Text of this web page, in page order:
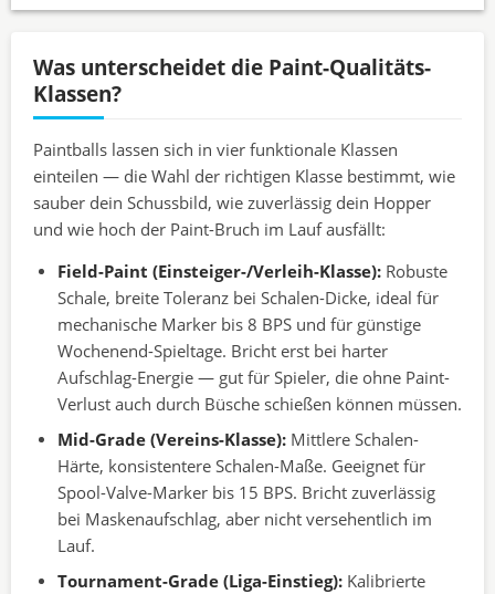
Was unterscheidet die Paint-Qualitäts-
Klassen?
Paintballs lassen sich in vier funktionale Klassen
einteilen — die Wahl der richtigen Klasse bestimmt, wie
sauber dein Schussbild, wie zuverlässig dein Hopper
und wie hoch der Paint-Bruch im Lauf ausfällt:
Field-Paint (Einsteiger-/Verleih-Klasse): Robuste
Schale, breite Toleranz bei Schalen-Dicke, ideal für
mechanische Marker bis 8 BPS und für günstige
Wochenend-Spieltage. Bricht erst bei harter
Aufschlag-Energie — gut für Spieler, die ohne Paint-
Verlust auch durch Büsche schießen können müssen.
Mid-Grade (Vereins-Klasse): Mittlere Schalen-
Härte, konsistentere Schalen-Maße. Geeignet für
Spool-Valve-Marker bis 15 BPS. Bricht zuverlässig
bei Maskenaufschlag, aber nicht versehentlich im
Lauf.
Tournament-Grade (Liga-Einstieg): Kalibrierte